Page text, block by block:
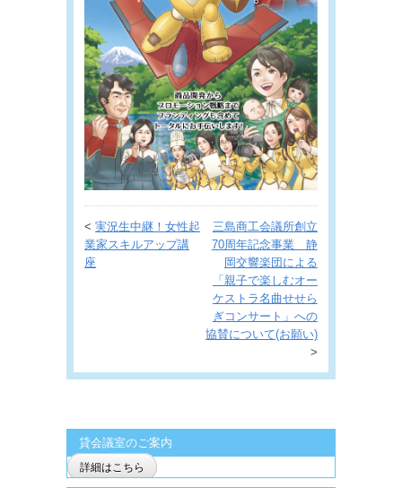
<実況生中継！女性起
業家スキルアップ講
座
三島商工会議所創立
70周年記念事業 静
岡交響楽団による
「親子で楽しむオー
ケストラ名曲せせら
ぎコンサート」への
協賛について(お願い)
>
貸会議室のご案内
詳細はこちら